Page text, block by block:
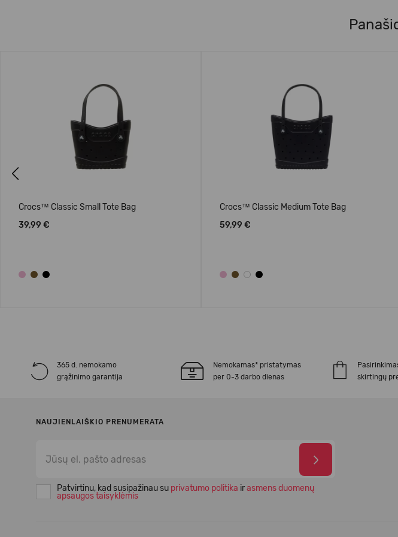
Crocs™ Classic Small Tote Bag
39,99 €
Crocs™ Classic Medium Tote Bag
59,99 €
365 d. nemokamo
grąžinimo garantija
Nemokamas* pristatymas
per 0-3 darbo dienas
skirtingų
NAUJIENLAIŠKIO PRENUMERATA
Patvirtinu, kad susipažinau su privatumo politika irasmens duomenų
apsaugos taisyklėmis